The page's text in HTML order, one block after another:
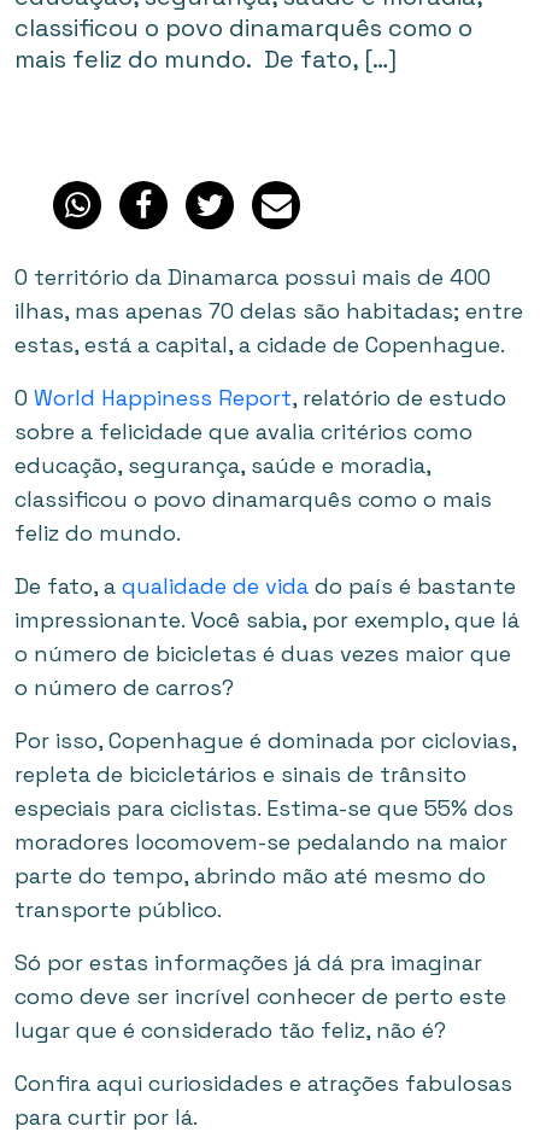
classificou o povo dinamarquês como o
mais feliz do mundo. De fato, […]
O território da Dinamarca possui mais de 400
ilhas, mas apenas 70 delas são habitadas; entre
estas, está a capital, a cidade de Copenhague.
O World Happiness Report, relatório de estudo
sobre a felicidade que avalia critérios como
educação, segurança, saúde e moradia,
classificou o povo dinamarquês como o mais
feliz do mundo.
De fato, a qualidade de vida do país é bastante
impressionante. Você sabia, por exemplo, que lá
o número de bicicletas é duas vezes maior que
o número de carros?
Por isso, Copenhague é dominada por ciclovias,
repleta de bicicletários e sinais de trânsito
especiais para ciclistas. Estima-se que 55% dos
moradores locomovem-se pedalando na maior
parte do tempo, abrindo mão até mesmo do
transporte público.
Só por estas informações já dá pra imaginar
como deve ser incrível conhecer de perto este
lugar que é considerado tão feliz, não é?
Confira aqui curiosidades e atrações fabulosas
para curtir por lá.